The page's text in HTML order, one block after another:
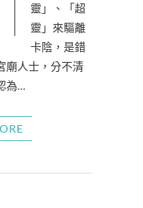
靈」、「超
靈」來驅離
卡陰，是錯
廟人士，分不清
為…